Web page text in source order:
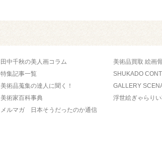
田中千秋の美人画コラム
特集記事一覧
美術品蒐集の達人に聞く！
美術家百科事典
メルマガ 日本そうだったのか通信
美術品買取 絵画
SHUKADO
GALLERY
浮世絵ぎゃらり